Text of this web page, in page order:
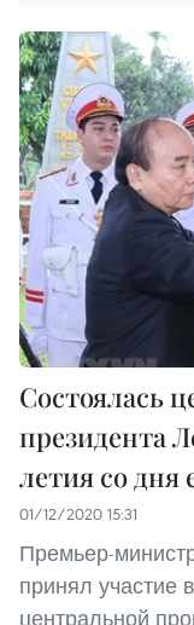
Состоялась
президента
летия со дня
01/12/2020 15:31
Премьер-
принял участие
центральной